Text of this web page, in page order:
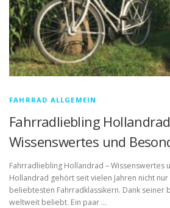
FAHRRAD ALLGEMEIN
Fahrradliebling
Wissenswertes und
Fahrradliebling Hollandrad – Wissenswertes
Hollandrad gehört seit vielen Jahren nicht
beliebtesten Fahrradklassikern. Dank seiner
weltweit beliebt. Ein paar …